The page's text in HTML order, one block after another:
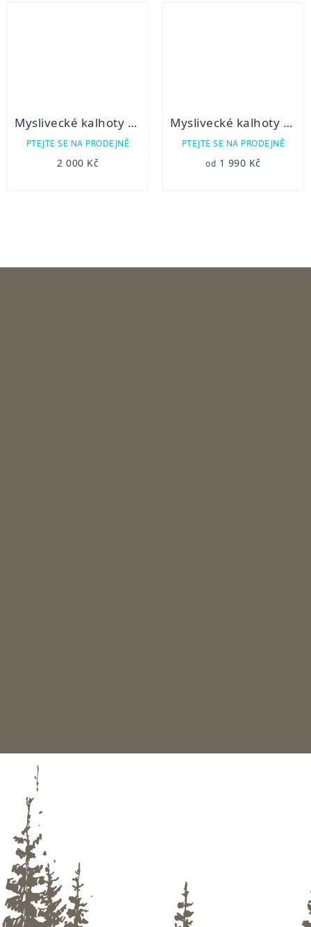
Myslivecké kalhoty Graff Skuld zimní
PTEJTE SE NA PRODEJNĚ
2 000 Kč
Myslivecké kalhoty ANDAR
PTEJTE SE NA PRODEJNĚ
od 1 990 Kč